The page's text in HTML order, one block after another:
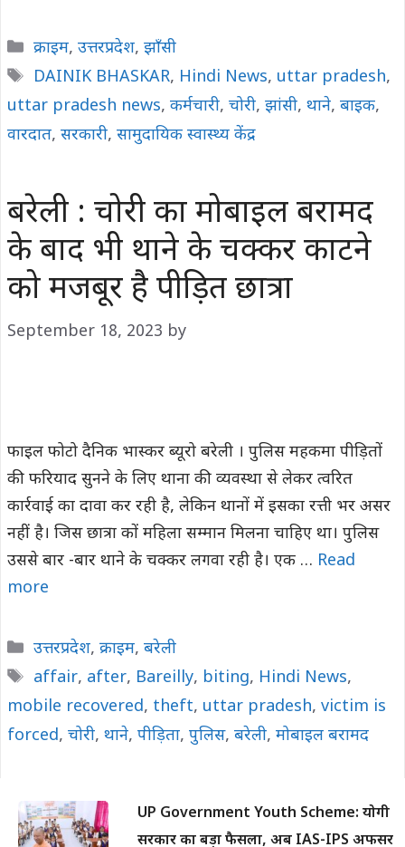
Categories
क्राइम, उत्तरप्रदेश, झाँसी
Tags
DAINIK BHASKAR, Hindi News, uttar pradesh,
uttar pradesh news, कर्मचारी, चोरी, झांसी, थाने, बाइक,
वारदात, सरकारी, सामुदायिक स्वास्थ्य केंद्र
बरेली : चोरी का मोबाइल बरामद
के बाद भी थाने के चक्कर काटने
को मजबूर है पीड़ित छात्रा
September 18, 2023 by
फाइल फोटो दैनिक भास्कर ब्यूरो बरेली । पुलिस महकमा पीड़ितों
की फरियाद सुनने के लिए थाना की व्यवस्था से लेकर त्वरित
कार्रवाई का दावा कर रही है, लेकिन थानों में इसका रत्ती भर असर
नहीं है। जिस छात्रा कों महिला सम्मान मिलना चाहिए था। पुलिस
उससे बार -बार थाने के चक्कर लगवा रही है। एक … Read
more
Categories
उत्तरप्रदेश, क्राइम, बरेली
Tags
affair, after, Bareilly, biting, Hindi News,
mobile recovered, theft, uttar pradesh, victim is
forced, चोरी, थाने, पीड़िता, पुलिस, बरेली, मोबाइल बरामद
UP Government Youth Scheme: योगी
सरकार का बड़ा फैसला, अब IAS-IPS अफसर